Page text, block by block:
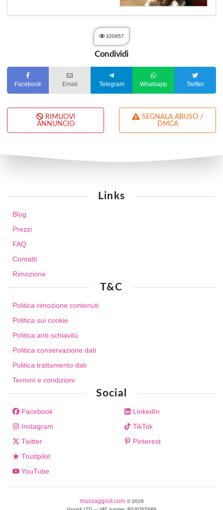
320657
Condividi
Facebook Email Telegram Whatsapp Twitter
RIMUOVI
ANNUNCIO
DMCA
Links
Blog
Prezzi
FAQ
Contatti
Rimozione
T&C
Politica rimozione contenuti
Politica sui cookie
Politica anti-schiavitù
Politica conservazione dati
Politica trattamento dati
Termini e condizioni
Social
Facebook
Instagram
Twitter
Trustpilot
YouTube
LinkedIn
TikTok
Pinterest
massaggioit.com © 2026